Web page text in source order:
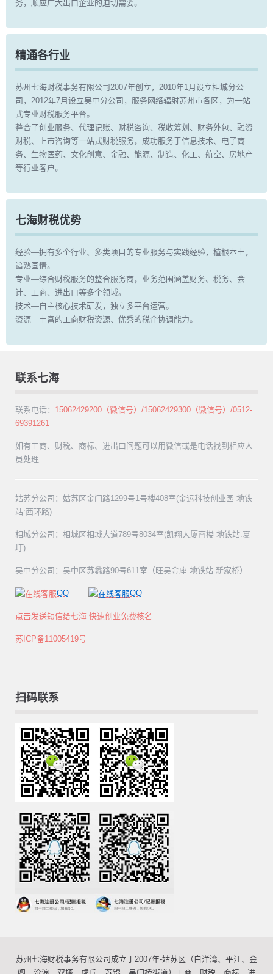
务，顺应广大出口企业的迫切需要。
精通各行业
苏州七海财税事务有限公司2007年创立，2010年1月设立相城分公
司，2012年7月设立吴中分公司，服务网络辐射苏州市各区，为一站
式专业财税服务平台。
整合了创业服务、代理记账、财税咨询、税收筹划、财务外包、融资
财税、上市咨询等一站式财税服务，成功服务于信息技术、电子商
务、生物医药、文化创意、金融、能源、制造、化工、航空、房地产
等行业客户。
七海财税优势
经验—拥有多个行业、多类项目的专业服务与实践经验，植根本土，
谙熟国情。
专业—综合财税服务的整合服务商，业务范围涵盖财务、税务、会
计、工商、进出口等多个领域。
技术—自主核心技术研发，独立多平台运营。
资源—丰富的工商财税资源、优秀的税企协调能力。
联系七海
联系电话： 15062429200（微信号）/15062429300（微信号）/0512-
69391261
如有工商、财税、商标、进出口问题可以用微信或是电话找到相应人
员处理
姑苏分公司：姑苏区金门路1299号1号楼408室(金运科技创业园 地铁
站:西环路)
相城分公司：相城区相城大道789号8034室(凯翔大厦南楼 地铁站:夏
圩)
吴中分公司：吴中区苏蠡路90号611室（旺吴金座 地铁站:新家桥）
QQ QQ
点击发送短信给七海 快速创业免费核名
苏ICP备11005419号
扫码联系
苏州七海财税事务有限公司成立于2007年-姑苏区（白洋湾、平江、金